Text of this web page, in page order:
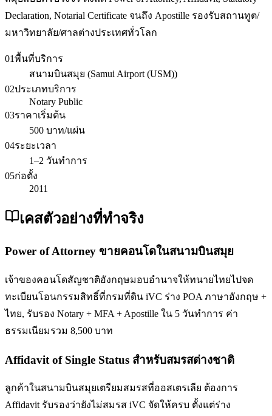
Declaration, Notarial Certificate จนถึง Apostille รองรับสถานทูต/
มหาวิทยาลัย/ศาลต่างประเทศทั่วโลก
01พื้นที่บริการ
สนามบินสมุย (Samui Airport (USM))
02ประเภทบริการ
Notary Public
03ราคาเริ่มต้น
500 บาท/แผ่น
04ระยะเวลา
1–2 วันทำการ
05ก่อตั้ง
2011
เคสตัวอย่างที่ทำจริง
Power of Attorney ขายคอนโดในสนามบินสมุย
เจ้าของคอนโดสัญชาติอังกฤษมอบอำนาจให้ทนายไทยไปจด
ทะเบียนโอนกรรมสิทธิ์ที่กรมที่ดิน iVC ร่าง POA ภาษาอังกฤษ +
ไทย, รับรอง Notary + MFA + Apostille ใน 5 วันทำการ ค่า
ธรรมเนียมรวม 8,500 บาท
Affidavit of Single Status สำหรับสมรสต่างชาติ
ลูกค้าในสนามบินสมุยเตรียมสมรสที่ออสเตรเลีย ต้องการ
Affidavit รับรองว่ายังไม่สมรส iVC จัดให้ครบ ตั้งแต่ร่าง